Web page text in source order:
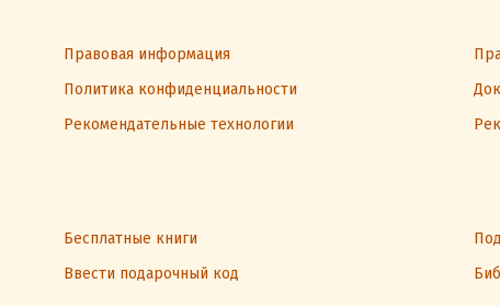
Правовая информация
Политика конфиденциальности
Рекомендательные технологии
Бесплатные книги
Ввести подарочный код